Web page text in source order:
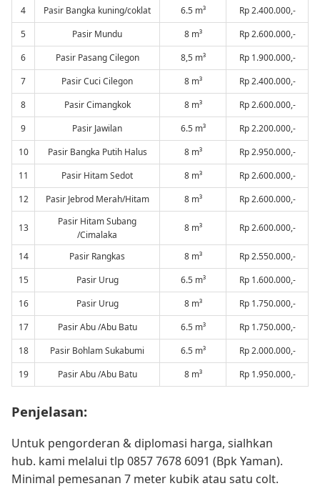
4 Pasir Bangka kuning/coklat 6.5 m³
Rp 2.400.000,-
5
Pasir Mundu 8 m³
Rp 2.600.000,-
6
Pasir Pasang Cilegon 8,5 m³
Rp 1.900.000,-
7
Pasir Cuci Cilegon 8 m³
Rp 2.400.000,-
8
Pasir Cimangkok 8 m³
Rp 2.600.000,-
9
Pasir Jawilan 6.5 m³
Rp 2.200.000,-
10
Pasir Bangka Putih Halus 8 m³
Rp 2.950.000,-
11
Pasir Hitam Sedot 8 m³
Rp 2.600.000,-
12
Pasir Jebrod Merah/Hitam 8 m³ Rp 2.600.000,-
13
Pasir Hitam Subang
/Cimalaka
8 m³ Rp 2.600.000,-
14 Pasir Rangkas 8 m³
Rp 2.550.000,-
15
Pasir Urug 6.5 m³
Rp 1.600.000,-
16
Pasir Urug 8 m³
Rp 1.750.000,-
17
Pasir Abu /Abu Batu 6.5 m³
Rp 1.750.000,-
18
Pasir Bohlam Sukabumi 6.5 m³
Rp 2.000.000,-
19
Pasir Abu /Abu Batu 8 m³ Rp 1.950.000,-
Penjelasan:
Untuk pengorderan & diplomasi harga, sialhkan
hub. kami melalui tlp 0857 7678 6091 (Bpk Yaman).
Minimal pemesanan 7 meter kubik atau satu colt.